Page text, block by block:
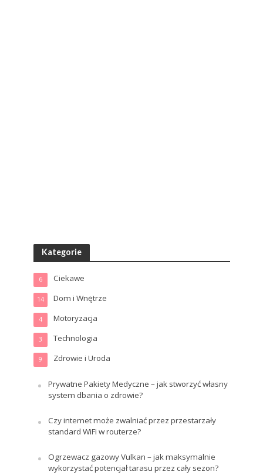
Kategorie
Ciekawe
6
Dom i Wnętrze
14
Motoryzacja
4
Technologia
3
Zdrowie i Uroda
9
Prywatne Pakiety Medyczne – jak stworzyć własny
system dbania o zdrowie?
Czy internet może zwalniać przez przestarzały
standard WiFi w routerze?
Ogrzewacz gazowy Vulkan – jak maksymalnie
wykorzystać potencjał tarasu przez cały sezon?